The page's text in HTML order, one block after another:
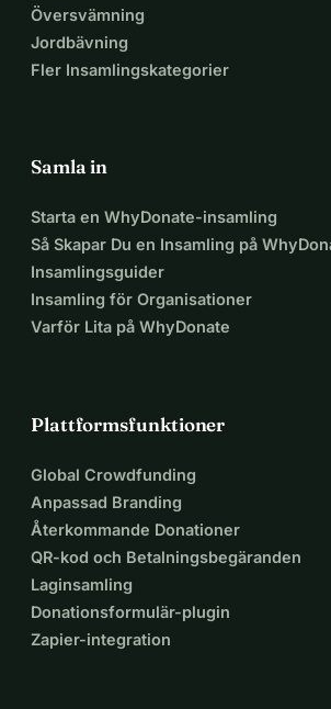
Översvämning
Jordbävning
Fler Insamlingskategorier
Samla in
Starta en WhyDonate-insamling
Så Skapar Du en Insamling på
Insamlingsguider
Insamling för Organisationer
Varför Lita på WhyDonate
Plattformsfunktioner
Global Crowdfunding
Anpassad Branding
Återkommande Donationer
QR-kod och Betalningsbegäranden
Laginsamling
Donationsformulär-plugin
Zapier-integration